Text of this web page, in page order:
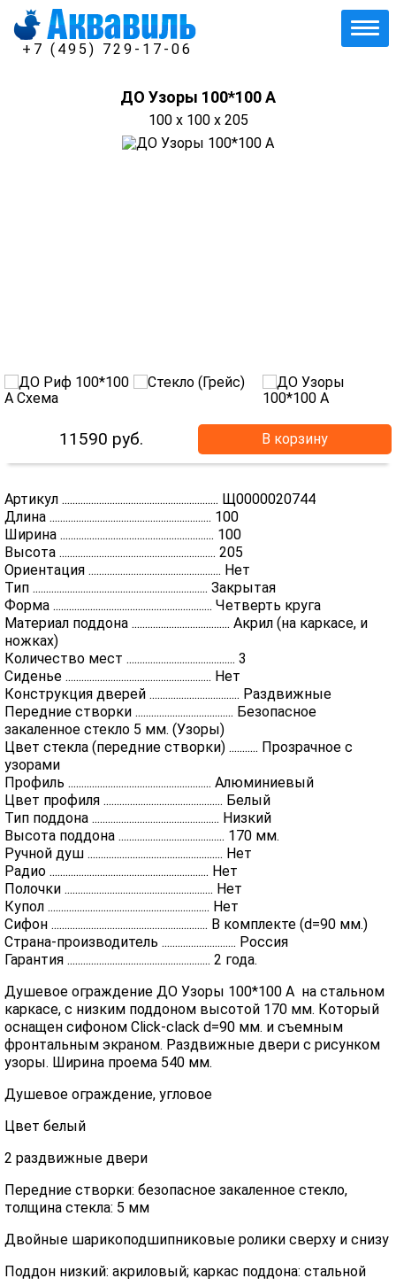
+7 (495) 729-17-06
ДО Узоры 100*100 А
100 x 100 x 205
11590 руб. В корзину
Артикул ........................................................... Щ0000020744
Длина ............................................................. 100
Ширина .......................................................... 100
Высота ........................................................... 205
Ориентация .................................................. Нет
Тип .................................................................. Закрытая
Форма ............................................................ Четверть круга
Материал поддона ..................................... Акрил (на каркасе, и
ножках)
Количество мест ......................................... 3
Сиденье ....................................................... Нет
Конструкция дверей .................................. Раздвижные
Передние створки ..................................... Безопасное
закаленное стекло 5 мм. (Узоры)
Цвет стекла (передние створки) ........... Прозрачное с
узорами
Профиль ...................................................... Алюминиевый
Цвет профиля ............................................. Белый
Тип поддона ................................................ Низкий
Высота поддона ........................................ 170 мм.
Ручной душ ................................................... Нет
Радио ............................................................ Нет
Полочки ........................................................ Нет
Купол ............................................................. Нет
Сифон ........................................................... В комплекте (d=90 мм.)
Страна-производитель ............................ Россия
Гарантия ...................................................... 2 года.
Душевое ограждение ДО Узоры 100*100 А на стальном
каркасе, с низким поддоном высотой 170 мм. Который
оснащен сифоном Click-clack d=90 мм. и съемным
фронтальным экраном. Раздвижные двери с рисунком
узоры. Ширина проема 540 мм.
Душевое ограждение, угловое
Цвет белый
2 раздвижные двери
Передние створки: безопасное закаленное стекло,
толщина стекла: 5 мм
Двойные шарикоподшипниковые ролики сверху и снизу
Поддон низкий: акриловый; каркас поддона: стальной